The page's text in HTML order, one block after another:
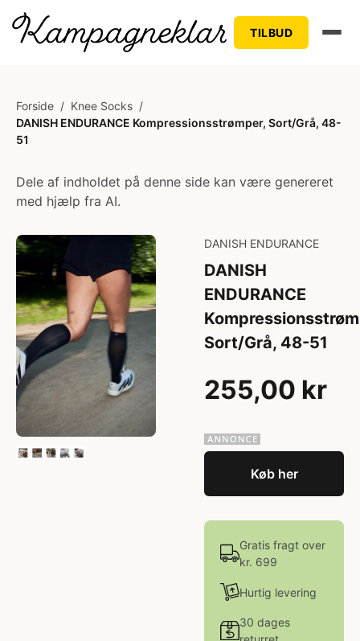
TILBUD
Forside / Knee Socks /
DANISH ENDURANCE Kompressionsstrømper, Sort/Grå, 48-
51
Dele af indholdet på denne side kan være genereret
med hjælp fra AI.
DANISH ENDURANCE
DANISH
ENDURANCE
Sort/Grå, 48-51
255,00 kr
Køb her
Gratis fragt over
kr. 699
Hurtig levering
30 dages